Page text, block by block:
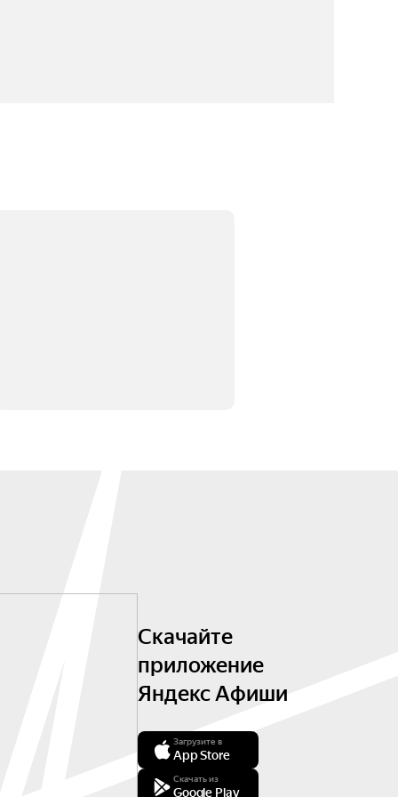
Скачайте
приложение
Яндекс Афиши
Загрузите в
App Store
Скачать из
Google Play